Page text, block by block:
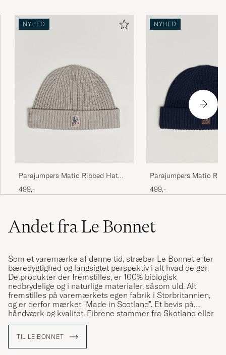
NYHED
Parajumpers Matio Ribbed Hat
Mid Grey
499,-
NYHED
Parajumpers Matio
Blue Navy
499,-
Andet fra Le Bonnet
Som et varemærke af denne tid, stræber Le Bonnet efter
bæredygtighed og langsigtet perspektiv i alt hvad de gør.
De produkter der fremstilles, er 100% biologisk
nedbrydelige og i naturlige materialer, såsom uld. Alt
fremstilles på varemærkets egen fabrik i Storbritannien,
og er derfor mærket "Made in Scotland". Et bevis på
håndværk og kvalitet. Fibrene stammer fra Skotland eller
Opdag huer, strikket på traditionelle maskiner, med hjælp
TIL LE BONNET